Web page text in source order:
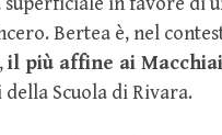
Bertea è, nel
il più affine ai
Scuola di Rivara.